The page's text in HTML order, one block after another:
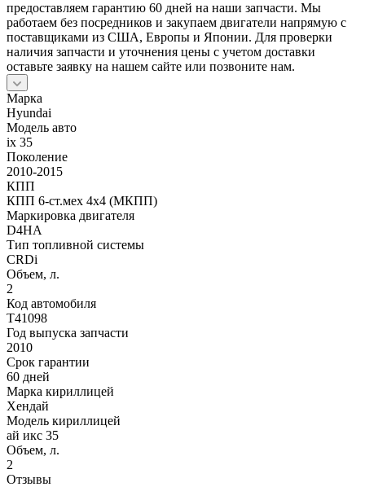
предоставляем гарантию 60 дней на наши запчасти. Мы
работаем без посредников и закупаем двигатели напрямую с
поставщиками из США, Европы и Японии. Для проверки
наличия запчасти и уточнения цены с учетом доставки
оставьте заявку на нашем сайте или позвоните нам.
Марка
Hyundai
Модель авто
ix 35
Поколение
2010-2015
КПП
КПП 6-ст.мех 4х4 (МКПП)
Маркировка двигателя
D4HA
Тип топливной системы
CRDi
Объем, л.
2
Код автомобиля
T41098
Год выпуска запчасти
2010
Срок гарантии
60 дней
Марка кириллицей
Хендай
Модель кириллицей
ай икс 35
Объем, л.
2
Отзывы